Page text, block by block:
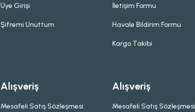
Üye Girişi
Şifremi Unuttum
İletişim Formu
Havale Bildirim Formu
Kargo Takibi
Alışveriş
Mesafeli Satış Sözleşmesi
Alışveriş
Mesafeli Satış Sözleşmesi